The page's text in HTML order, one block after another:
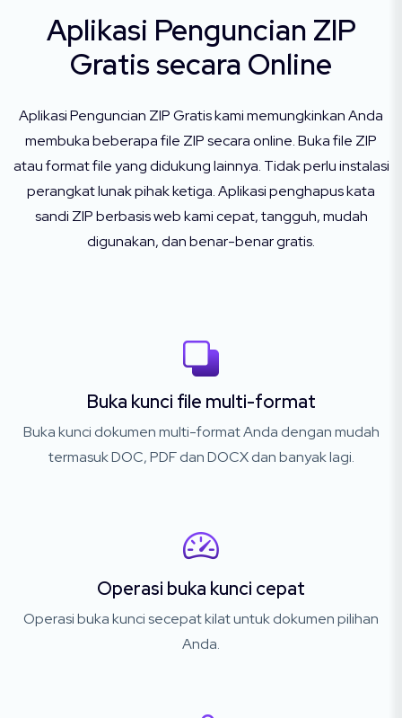
Aplikasi Penguncian ZIP
Gratis secara Online
Aplikasi Penguncian ZIP Gratis kami memungkinkan Anda
membuka beberapa file ZIP secara online. Buka file ZIP
atau format file yang didukung lainnya. Tidak perlu instalasi
perangkat lunak pihak ketiga. Aplikasi penghapus kata
sandi ZIP berbasis web kami cepat, tangguh, mudah
digunakan, dan benar-benar gratis.
Buka kunci file multi-format
Buka kunci dokumen multi-format Anda dengan mudah
termasuk DOC, PDF dan DOCX dan banyak lagi.
Operasi buka kunci cepat
Operasi buka kunci secepat kilat untuk dokumen pilihan
Anda.